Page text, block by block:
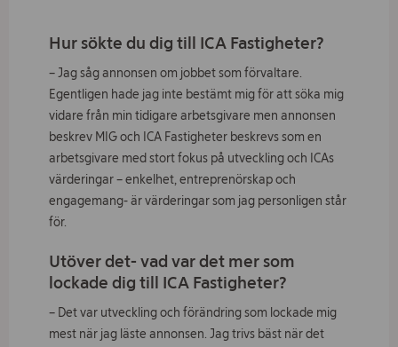
Hur sökte du dig till ICA Fastigheter?
– Jag såg annonsen om jobbet som förvaltare.
Egentligen hade jag inte bestämt mig för att söka mig
vidare från min tidigare arbetsgivare men annonsen
beskrev MIG och ICA Fastigheter beskrevs som en
arbetsgivare med stort fokus på utveckling och ICAs
värderingar – enkelhet, entreprenörskap och
engagemang- är värderingar som jag personligen står
för.
Utöver det- vad var det mer som
lockade dig till ICA Fastigheter?
– Det var utveckling och förändring som lockade mig
mest när jag läste annonsen. Jag trivs bäst när det